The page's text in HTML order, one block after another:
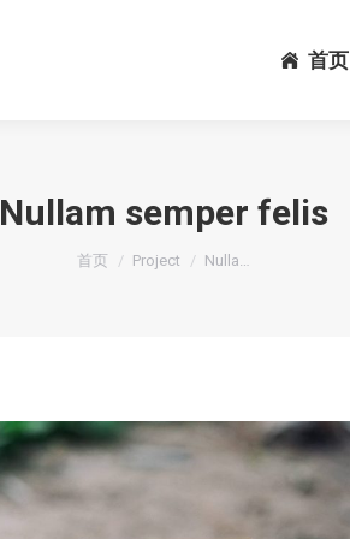
首页
Nullam semper felis
您在这里：
首页 Project Nulla…